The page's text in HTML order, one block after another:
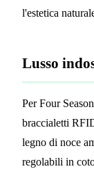
l'estetica
Lusso
Per Four
braccialetti
legno di noce
regolabili in